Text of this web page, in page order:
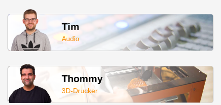
Tim
Audio
Thommy
3D-Drucker